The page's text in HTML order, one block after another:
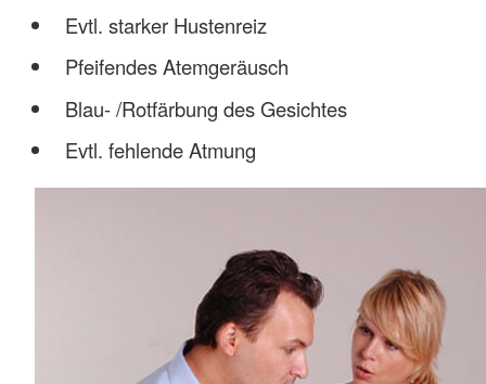
Evtl. starker Hustenreiz
Pfeifendes Atemgeräusch
Blau- /Rotfärbung des Gesichtes
Evtl. fehlende Atmung